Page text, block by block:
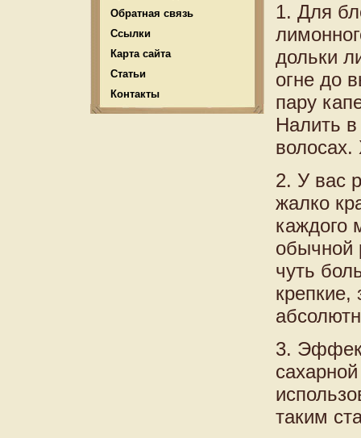
Обратная связь
Ссылки
Карта сайта
Статьи
Контакты
1. Для
дольки
огне до
пару
Налить
волосах.
2. У вас
жалко
каждого
обычной
чуть
крепкие,
3.
таким